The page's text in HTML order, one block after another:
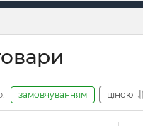
замовчуванням ціною